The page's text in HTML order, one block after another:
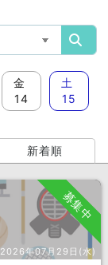
金
14
土
15
新着順
募集中
2026年07月29日(水)